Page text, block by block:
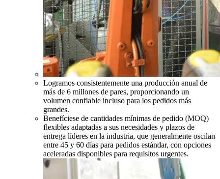
Logramos consistentemente una producción anual de
más de 6 millones de pares, proporcionando un
volumen confiable incluso para los pedidos más
grandes.
Benefíciese de cantidades mínimas de pedido (MOQ)
flexibles adaptadas a sus necesidades y plazos de
entrega líderes en la industria, que generalmente oscilan
entre 45 y 60 días para pedidos estándar, con opciones
aceleradas disponibles para requisitos urgentes.